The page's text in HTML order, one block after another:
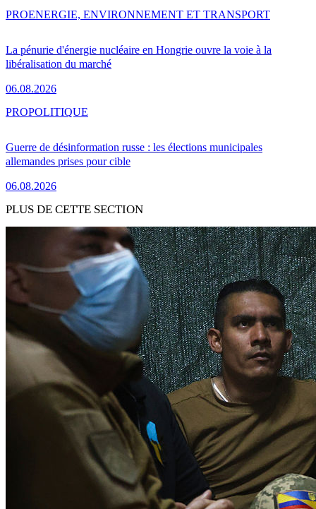
La pénurie d'énergie nucléaire en Hongrie ouvre la voie à la
libéralisation du marché
06.08.2026
PROENERGIE, ENVIRONNEMENT ET TRANSPORT
Guerre de désinformation russe : les élections municipales
allemandes prises pour cible
06.08.2026
PROPOLITIQUE
PLUS DE CETTE SECTION